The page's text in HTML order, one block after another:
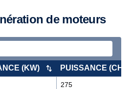
de moteurs
(KW) PUISSANCE (CH,
275